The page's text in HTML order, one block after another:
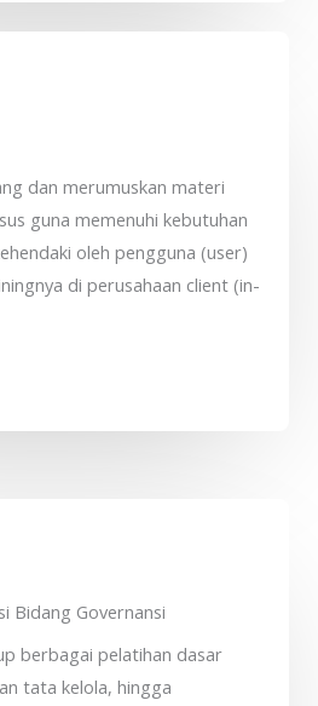
dan merumuskan materi
guna memenuhi kebutuhan
oleh pengguna (user)
di perusahaan client (in-
Bidang Governansi
berbagai pelatihan dasar
tata kelola, hingga